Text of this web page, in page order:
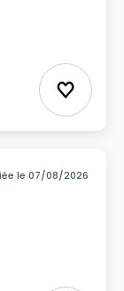
Ajouter
le 07/08/2026